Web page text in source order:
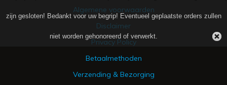
zijn gesloten! Bedankt voor uw begrip! Eventueel geplaatste orders zullen
niet worden gehonoreerd of verwerkt.
Algemene voorwaarden
Disclaimer
Privacy Policy
Betaalmethoden
Verzending & Bezorging